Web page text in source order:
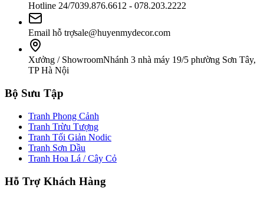
Hotline 24/7039.876.6612 - 078.203.2222
Email hỗ trợsale@huyenmydecor.com
Xưởng / ShowroomNhánh 3 nhà máy 19/5 phường Sơn Tây,
TP Hà Nội
Bộ Sưu Tập
Tranh Phong Cảnh
Tranh Trừu Tượng
Tranh Tối Giản Nodic
Tranh Sơn Dầu
Tranh Hoa Lá / Cây Cỏ
Hỗ Trợ Khách Hàng